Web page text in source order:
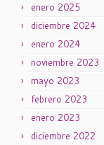
enero 2025
diciembre 2024
enero 2024
noviembre 2023
mayo 2023
febrero 2023
enero 2023
diciembre 2022